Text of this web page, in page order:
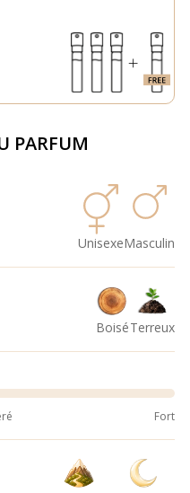
PARFUM
UnisexeMasculin
BoiséTerreux
Fort